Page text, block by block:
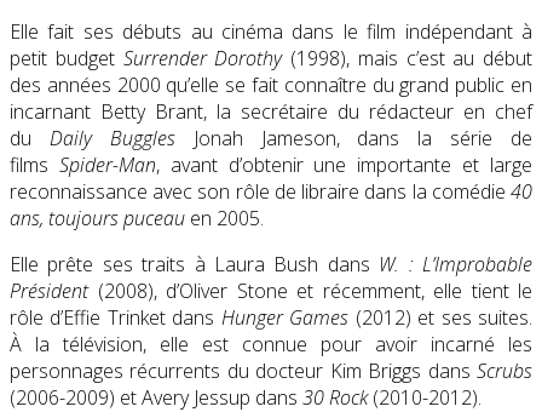
Elle fait ses débuts au cinéma dans le film indépendant à
petit budget Surrender Dorothy(1998), mais c’est au début
des années 2000 qu’elle se fait connaître du grand public en
incarnant Betty Brant, la secrétaire du rédacteur en chef
du Daily BugglesJonah Jameson, dans la série de
films Spider-Man, avant d’obtenir une importante et large
reconnaissance avec son rôle de libraire dans la comédie 40
ans, toujours puceau en 2005.
Elle prête ses traits à Laura Bush dans W. : L’Improbable
Président (2008), d’Oliver Stone et récemment, elle tient le
rôle d’Effie Trinket dans Hunger Games (2012) et ses suites.
À la télévision, elle est connue pour avoir incarné les
personnages récurrents du docteur Kim Briggs dans Scrubs
(2006-2009) et Avery Jessup dans 30 Rock(2010-2012).